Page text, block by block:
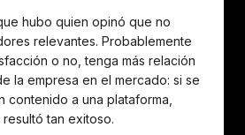
hubo quien opinó que no
relevantes. Probablemente
o no, tenga más relación
la empresa en el mercado: si se
contenido a una plataforma,
tan exitoso.